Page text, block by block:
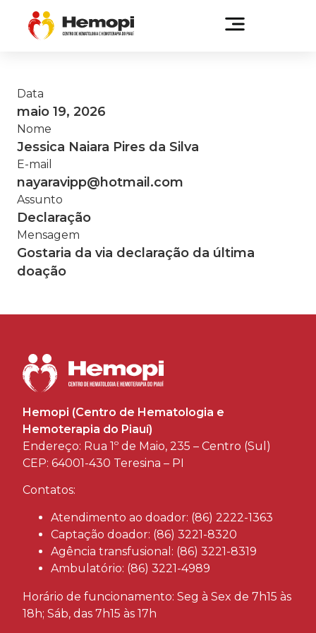
Data
maio 19, 2026
Nome
Jessica Naiara Pires da Silva
E-mail
nayaravipp@hotmail.com
Assunto
Declaração
Mensagem
Gostaria da via declaração da última
doação
Hemopi (Centro de Hematologia e
Hemoterapia do Piauí)
Endereço: Rua 1º de Maio, 235 – Centro (Sul)
CEP: 64001-430 Teresina – PI
Contatos:
Atendimento ao doador: (86) 2222-1363
Captação doador: (86) 3221-8320
Agência transfusional: (86) 3221-8319
Ambulatório: (86) 3221-4989
Horário de funcionamento: Seg à Sex de 7h15 às
18h; Sáb, das 7h15 às 17h